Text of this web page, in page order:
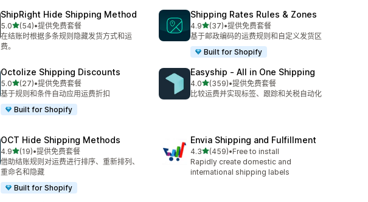
ShipRight Hide Shipping Method
5.0星（满分 5 星）
(54)
总共 54 条评论
•提供免费套餐
在结账时根据多条规则隐藏发货方式和运
费。
Shipping Rates Rules & Zones
4.9星（满分 5 星）
(37)
总共 37 条评论
•提供免费套餐
基于邮政编码的运费规则和自定义发货区
Built for Shopify
Octolize Shipping Discounts
5.0星（满分 5 星）
(27)
总共 27 条评论
•提供免费套餐
基于规则和条件自动应用运费折扣
Built for Shopify
Easyship ‑ All in One Shipping
4.0星（满分 5 星）
(359)
总共 359 条评论
•提供免费套餐
比较运费并实现标签、跟踪和关税自动化
OCT Hide Shipping Methods
4.9星（满分 5 星）
(19)
总共 19 条评论
•提供免费套餐
借助结账规则对运费进行排序、重新排列、
重命名和隐藏
Built for Shopify
Envia Shipping and Fulfillment
4.3星（满分 5 星）
(459)
总共 459 条评论
•Free to install
Rapidly create domestic and
international shipping labels